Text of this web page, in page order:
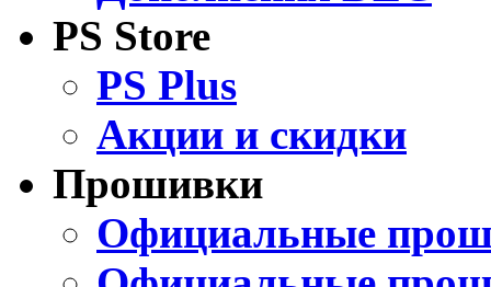
PS Store
PS Plus
Акции и скидки
Прошивки
Официальные